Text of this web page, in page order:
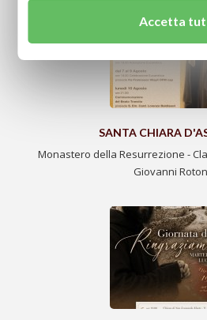
SANTA CHIARA
Monastero della Resurrezione -
Giovanni
Accetta